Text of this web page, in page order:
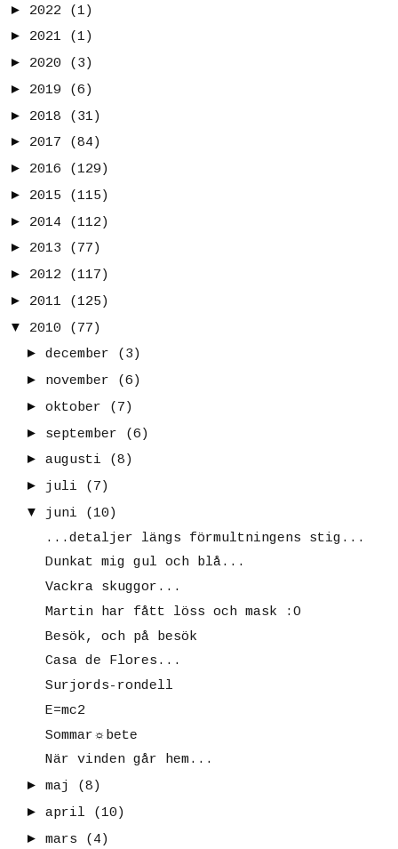
► 2022
(1)
► 2021
(1)
► 2020
(3)
► 2019
(6)
► 2018
(31)
► 2017
(84)
► 2016
(129)
► 2015
(115)
► 2014
(112)
► 2013
(77)
► 2012
(117)
► 2011
(125)
▼
2010
(77)
► december
(3)
► november
(6)
► oktober
(7)
► september
(6)
► augusti
(8)
► juli
(7)
▼
juni
(10)
...detaljer längs förmultningens stig...
Dunkat mig gul och blå...
Vackra skuggor...
Martin har fått löss och mask :O
Besök, och på besök
Casa de Flores...
Surjords-rondell
E=mc2
Sommar☼bete
När vinden går hem...
► maj
(8)
► april
(10)
► mars
(4)